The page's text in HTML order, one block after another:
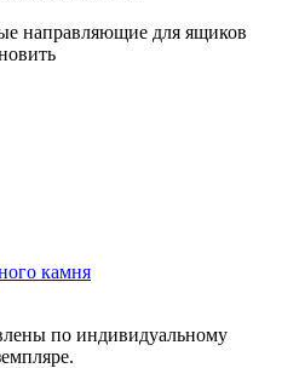
направляющие для ящиков
камня
по индивидуальному